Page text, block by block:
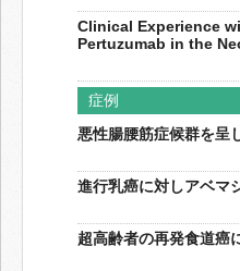
Clinical Experience
Pertuzumab in the
症例
悪性腸腰筋症候群を呈
進行乳癌に対しアベマ
超高齢者の再発食道癌